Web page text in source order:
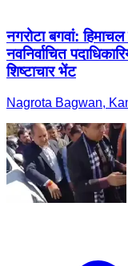
नगरोटा बगवां:
नवनिर्वाचित
शिष्टाचार भेंट
Nagrota Bagwan,